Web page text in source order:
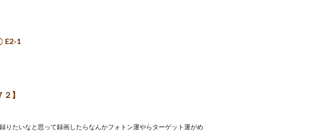
E2-1
】
りたいなと思って録画したらなんかフォトン運やらターゲット運がめ